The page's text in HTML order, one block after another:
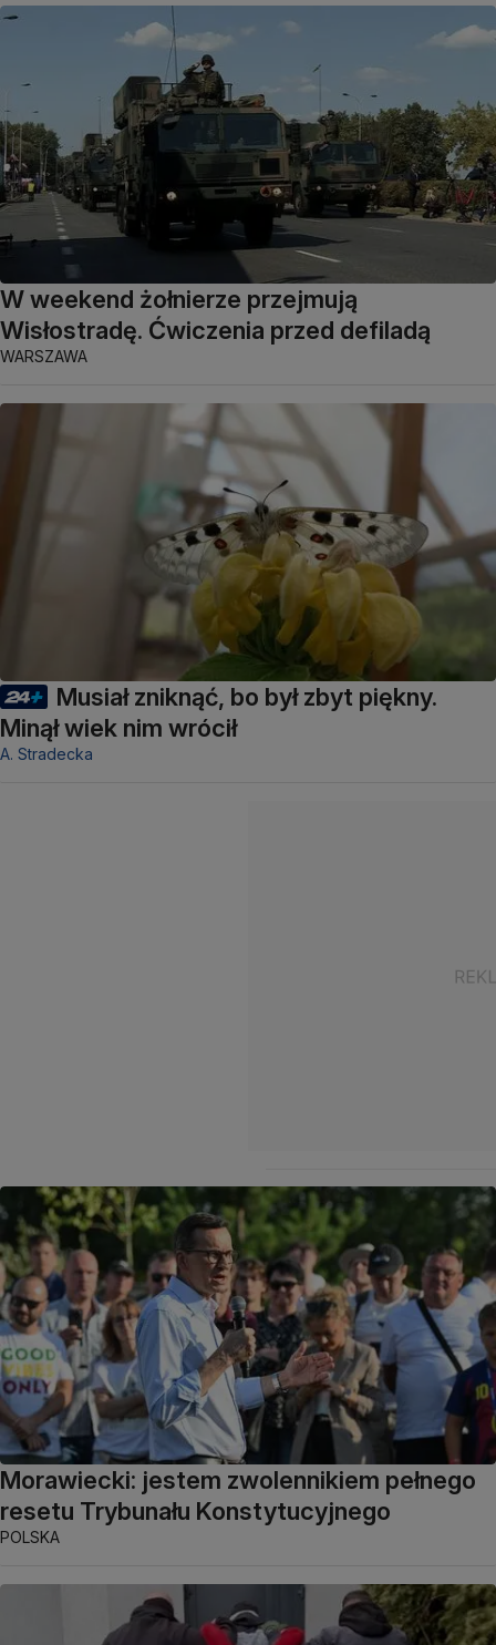
W weekend żołnierze przejmują
Wisłostradę. Ćwiczenia przed defiladą
WARSZAWA
Musiał zniknąć, bo był zbyt piękny.
Minął wiek nim wrócił
A. Stradecka
Morawiecki: jestem zwolennikiem pełnego
resetu Trybunału Konstytucyjnego
POLSKA